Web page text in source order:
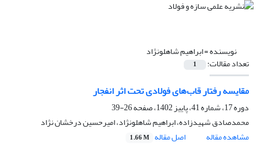
نویسنده =ابراهیم شاهلونژاد
تعداد مقالات: 1
مقایسه رفتار قاب‌های فولادی تحت اثر انفجار
دوره 17، شماره 41، پاییز 1402، صفحه
26-39
محمدصادق شهیدزاده، ابراهیم شاهلونژاد، امیرحسین درخشان نژاد
مشاهده مقاله
اصل مقاله 1.66 M